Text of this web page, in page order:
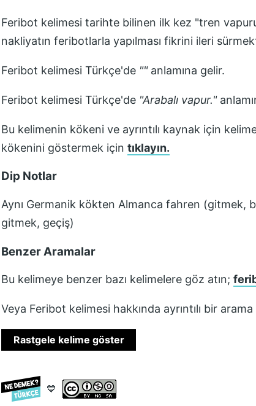
Feribot kelimesi tarihte bilinen ilk kez "tren
nakliyatın feribotlarla yapılması fikrini ileri
Feribot kelimesi Türkçe'de ""anlamına gelir.
Feribot kelimesi Türkçe'de "Arabalı vapur."
Bu kelimenin kökeni ve ayrıntılı kaynak için
kökenini göstermek için tıklayın.
Dip Notlar
Aynı Germanik kökten Almanca fahren (gitmek,
gitmek, geçiş)
Benzer Aramalar
Bu kelimeye benzer bazı kelimelere göz atın;
Veya Feribot kelimesi hakkında ayrıntılı bir
Rastgele kelime göster
💙